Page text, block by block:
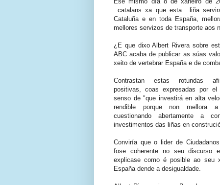
catalans xa que esta liña
Cataluña e en toda España,
mellores servizos de transporte aos
¿E que dixo Albert Rivera sobre
ABC acaba de publicar as súas
xeito de vertebrar España e de
Contrastan estas rotundas
positivas, coas expresadas por
senso de "que investirá en alta
rendible porque non mellora
cuestionando abertamente a
investimentos das liñas en
Conviría que o lider de
fose coherente no seu discurso
explicase como é posible ao seu
España dende a desigualdade.